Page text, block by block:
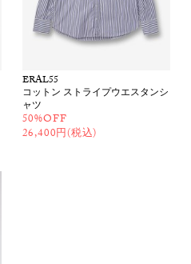
ERAL55
コットン ストライプウエスタンシ
ャツ
50%OFF
26,400円(税込)